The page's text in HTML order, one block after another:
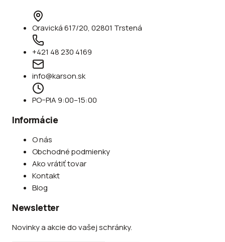
Oravická 617/20, 02801 Trstená
+421 48 230 4169
info@karson.sk
PO–PIA 9:00–15:00
Informácie
O nás
Obchodné podmienky
Ako vrátiť tovar
Kontakt
Blog
Newsletter
Novinky a akcie do vašej schránky.